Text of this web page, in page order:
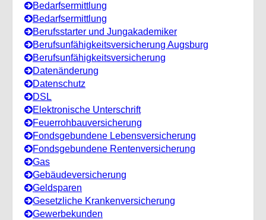
Bedarfsermittlung
Bedarfsermittlung
Berufsstarter und Jungakademiker
Berufsunfähigkeitsversicherung Augsburg
Berufs­unfähigkeitsversicherung
Datenänderung
Datenschutz
DSL
Elektronische Unterschrift
Feuerrohbauversicherung
Fondsgebundene Lebensversicherung
Fondsgebundene Rentenversicherung
Gas
Gebäudeversicherung
Geldsparen
Gesetzliche Krankenversicherung
Gewerbekunden